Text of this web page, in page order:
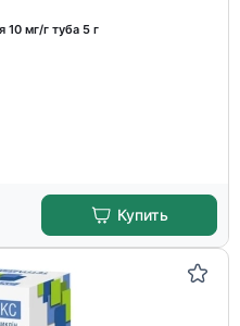
10 мг/г туба 5 г
Купить